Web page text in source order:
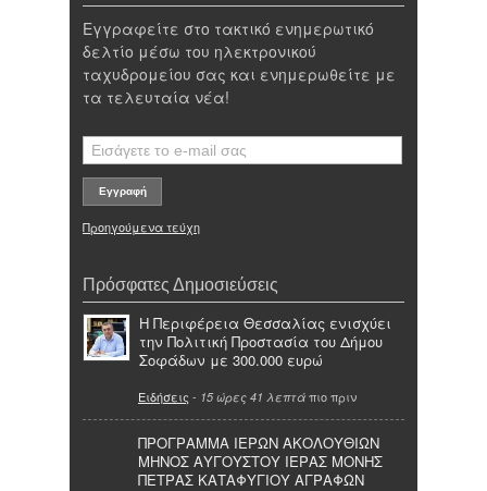
Εγγραφείτε στο τακτικό ενημερωτικό
δελτίο μέσω του ηλεκτρονικού
ταχυδρομείου σας και ενημερωθείτε με
τα τελευταία νέα!
Προηγούμενα τεύχη
Πρόσφατες Δημοσιεύσεις
Η Περιφέρεια Θεσσαλίας ενισχύει
την Πολιτική Προστασία του Δήμου
Σοφάδων με 300.000 ευρώ
Ειδήσεις - 15 ώρες 41 λεπτά πιο πριν
ΠΡΟΓΡΑΜΜΑ ΙΕΡΩΝ ΑΚΟΛΟΥΘΙΩΝ
ΜΗΝΟΣ ΑΥΓΟΥΣΤΟΥ ΙΕΡΑΣ ΜΟΝΗΣ
ΠΕΤΡΑΣ ΚΑΤΑΦΥΓΙΟΥ ΑΓΡΑΦΩΝ